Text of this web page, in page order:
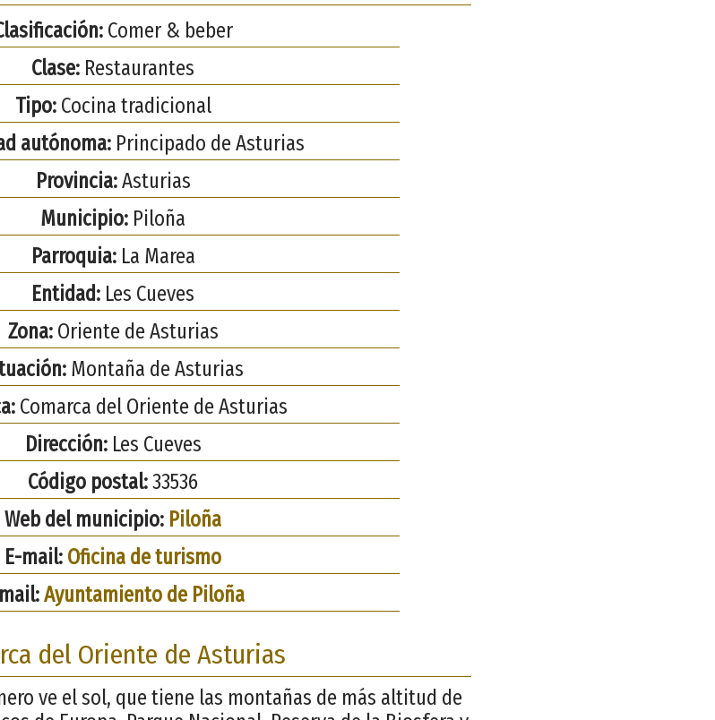
Comer & beber
Clase: Restaurantes
Tipo:Cocina tradicional
autónoma: Principado de Asturias
Provincia:Asturias
Municipio: Piloña
Parroquia:La Marea
Entidad: Les Cueves
Zona:Oriente de Asturias
Montaña de Asturias
Comarca del Oriente de Asturias
Dirección:Les Cueves
Código postal:33536
Web del municipio: Piloña
E-mail: Oficina de turismo
Ayuntamiento de Piloña
del Oriente de Asturias
ve el sol, que tiene las montañas de más altitud de